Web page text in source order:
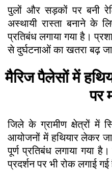
पुलों और सड़कों पर बनी
अस्थायी रास्ता बनाने के
प्रतिबंध लगाया गया है।
से दुर्घटनाओं का खतरा बढ़
मैरिज पैलेसों में
पर
जिले के ग्रामीण क्षेत्रों में
आयोजनों में हथियार लेकर
पूर्ण प्रतिबंध लगाया गया
प्रदर्शन पर भी रोक लगाई गई